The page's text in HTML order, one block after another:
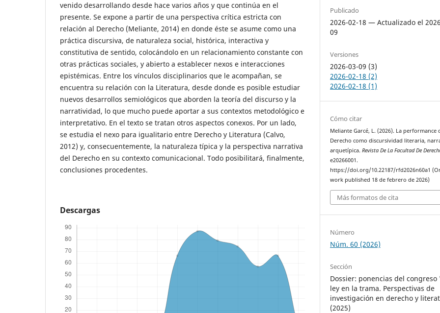
venido desarrollando desde hace varios años y que continúa en el
presente. Se expone a partir de una perspectiva crítica estricta con
relación al Derecho (Meliante, 2014) en donde éste se asume como una
práctica discursiva, de naturaleza social, histórica, interactiva y
constitutiva de sentido, colocándolo en un relacionamiento constante con
otras prácticas sociales, y abierto a establecer nexos e interacciones
epistémicas. Entre los vínculos disciplinarios que le acompañan, se
encuentra su relación con la Literatura, desde donde es posible estudiar
nuevos desarrollos semiológicos que aborden la teoría del discurso y la
narratividad, lo que mucho puede aportar a sus contextos metodológico e
interpretativo. En el texto se tratan otros aspectos conexos. Por un lado,
se estudia el nexo para igualitario entre Derecho y Literatura (Calvo,
2012) y, consecuentemente, la naturaleza típica y la perspectiva narrativa
del Derecho en su contexto comunicacional. Todo posibilitará, finalmente,
conclusiones procedentes.
Descargas
Publicado
2026-02-18 — Actualizado el
09
Versiones
2026-03-09 (3)
2026-02-18 (2)
2026-02-18 (1)
Cómo citar
Meliante Garcé, L. (2026). La performance
Derecho como discursividad literaria,
arquetípica.Revista De La Facultad De
e20266001.
https://doi.org/10.22187/rfd2026n60a1
work published 18 de febrero de 2026)
Más formatos de cita
Número
Núm. 60 (2026)
Sección
Dossier: ponencias del congreso
ley en la trama. Perspectivas de
investigación en derecho y
(2025)